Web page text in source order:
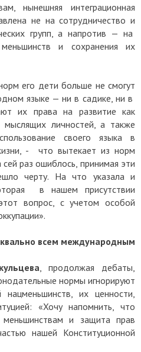
нынешняя интеграционная
не на сотрудничество и
групп, а напротив — на
меньшинств и сохранения их
его дети больше не смогут
языке — ни в садике, ни в
их права на развитие как
мыслящих личностей, а также
своего языка в
- что вытекает из норм
сей раз ошиблось, принимая эти
черту. На что указала и
в нашем присутствии
вопрос, с учетом особой
всем международным
, продолжая дебаты,
нормы игнорируют
их ценности,
«Хочу напомнить, что
и защита прав
нашей Конституционной